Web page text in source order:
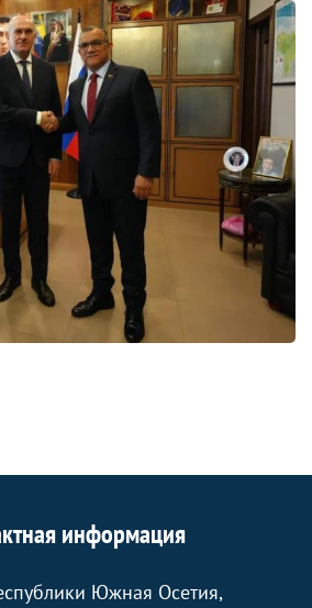
информация
Южная Осетия,